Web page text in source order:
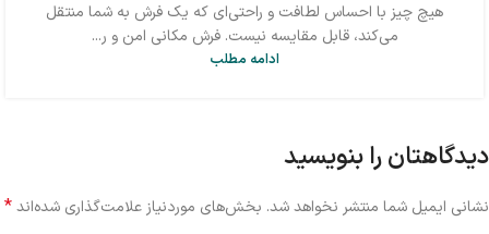
هیچ چیز با احساس لطافت و راحتی‌ای که یک فرش به شما منتقل
می‌کند، قابل مقایسه نیست. فرش مکانی امن و ر...
ادامه مطلب
دیدگاهتان را بنویسید
نشانی ایمیل شما منتشر نخواهد شد. بخش‌های موردنیاز علامت‌گذاری شده‌اند*